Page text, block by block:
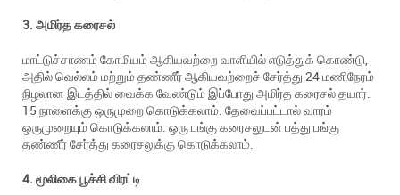
3. அமிர்த கரைசல்
மாட்டுச்சாணம் கோமியம் ஆகியவற்றை வாளியில் எடுத்துக் கொண்டு,
அதில் வெல்லம் மற்றும் தண்ணீர் ஆகியவற்றைச் சேர்த்து 24 மணிநேரம்
நிழலான இடத்தில் வைக்க வேண்டும் இப்போது அமிர்த கரைசல் தயார்.
15 நாளைக்கு ஒருமுறை கொடுக்கலாம். தேவைப்பட்டால் வாரம்
ஒருமுறையும் கொடுக்கலாம். ஒரு பங்கு கரைசலுடன் பத்து பங்கு
தண்ணீர் சேர்த்து கரைசலுக்கு கொடுக்கலாம்.
4. மூலிகை பூச்சி விரட்டி